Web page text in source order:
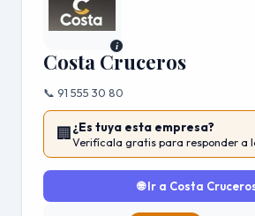
i
Costa Cruceros
📞 91 555 30 80
🏢¿Es tuya esta empresa?
Verifícala gratis para responder a
🌐 Ir a Costa